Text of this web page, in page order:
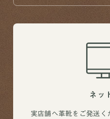
ネッ
実店舗へ革靴をご発送